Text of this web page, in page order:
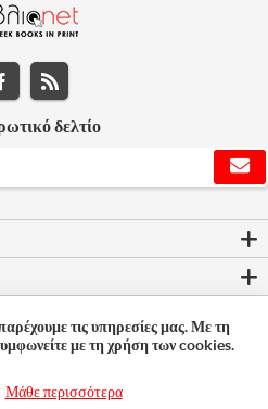
δελτίο
Bookleader
τις υπηρεσίες μας. Με τη
με τη χρήση των cookies.
Μάθε περισσότερα